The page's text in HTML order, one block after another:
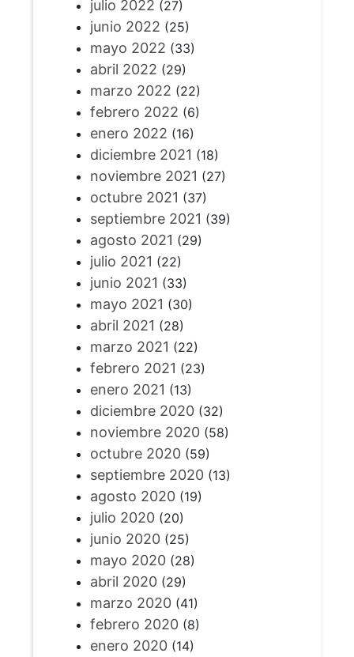
julio 2022 (27)
junio 2022 (25)
mayo 2022 (33)
abril 2022 (29)
marzo 2022 (22)
febrero 2022 (6)
enero 2022 (16)
diciembre 2021 (18)
noviembre 2021 (27)
octubre 2021 (37)
septiembre 2021 (39)
agosto 2021 (29)
julio 2021 (22)
junio 2021 (33)
mayo 2021 (30)
abril 2021 (28)
marzo 2021 (22)
febrero 2021 (23)
enero 2021 (13)
diciembre 2020(32)
noviembre 2020(58)
octubre 2020(59)
septiembre 2020(13)
agosto 2020(19)
julio 2020(20)
junio 2020(25)
mayo 2020(28)
abril 2020(29)
marzo 2020(41)
febrero 2020(8)
enero 2020(14)